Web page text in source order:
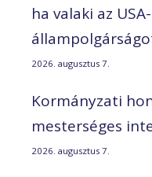
ha valaki az
2026. augusztus 7.
Kormányzati
mesterséges
2026. augusztus 7.